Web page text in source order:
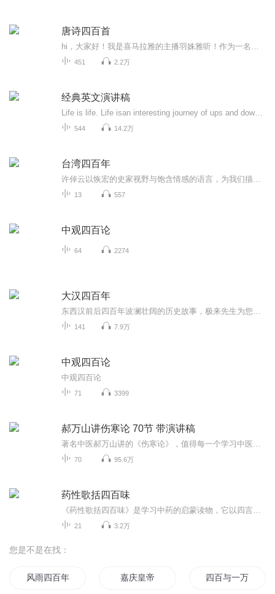
唐诗四百首
451 2.2万
经典英文演讲稿
Life is life. Life isan interesting journey of ups and downs. But how the journey ends,is up to youtoday. You see, when you fall down, you feel like giving up. When times gettough, it is not the end.
544 14.2万
台湾四百年
13 557
中观四百论
64 2274
大汉四百年
141 7.9万
中观四百论
中观四百论
71 3399
郝万山讲伤寒论 70节 带演讲稿
70 95.6万
药性歌括四百味
21 3.2万
您是不是在找：
风雨四百年 嘉庆皇帝 四百与一万年后